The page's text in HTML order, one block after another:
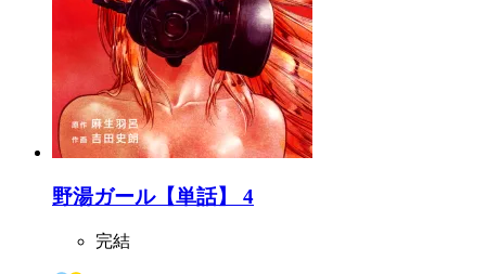
野湯ガール【単話】 4
完結